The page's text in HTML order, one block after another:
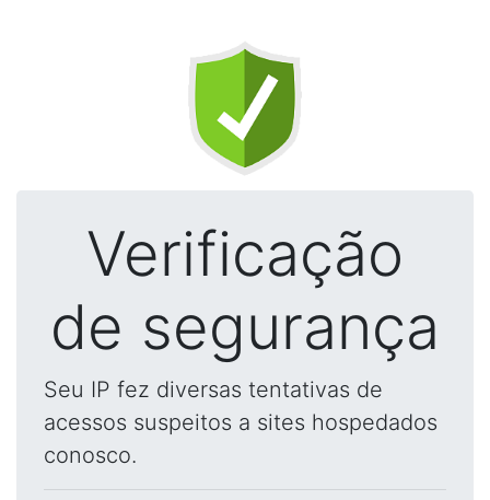
Verificação
de segurança
Seu IP fez diversas tentativas de
acessos suspeitos a sites hospedados
conosco.